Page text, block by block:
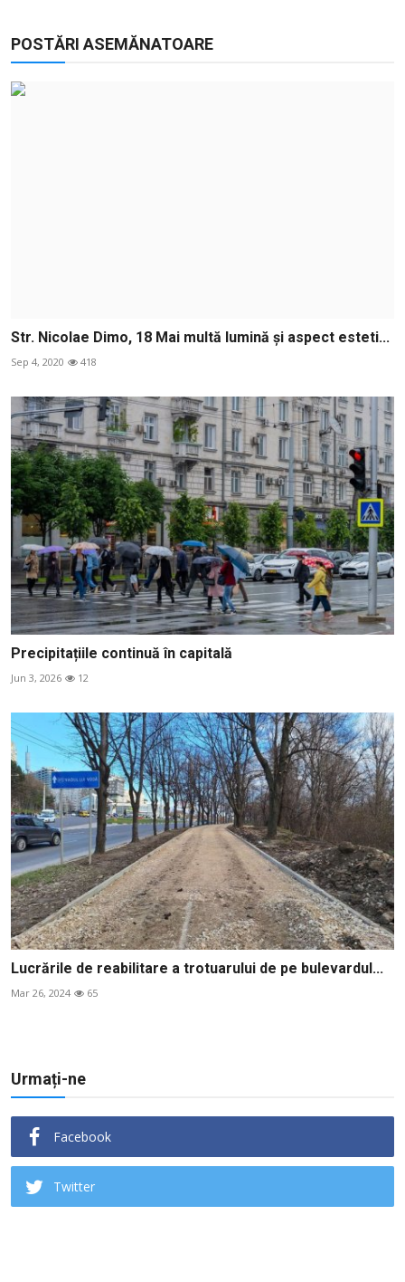
POSTĂRI ASEMĂNATOARE
Str. Nicolae Dimo, 18 Mai multă lumină și aspect esteti...
Sep 4, 2020 418
Precipitațiile continuă în capitală
Jun 3, 2026 12
Lucrările de reabilitare a trotuarului de pe bulevardul...
Mar 26, 2024 65
Urmați-ne
Facebook
Twitter